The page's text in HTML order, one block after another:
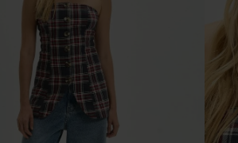
3º
º
5º